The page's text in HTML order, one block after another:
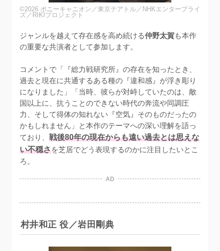
©2026 ポニーキャニオン／東京テアトル／NHKエンタープライ
ズ／RIKIプロジェクト
ジャンルを越えて存在感を高め続ける仲野太賀も本作
の重要な共演者として参加します。
コメントで「『総力戦研究所』の存在を知ったとき、
過去と現在に共通するある種の『違和感』が浮き彫り
になりました」「当時、彼らが対峙していたのは、敵
国以上に、抗うことのできない時代の奔流や同調圧
力、そして得体の知れない『空気』そのものだったの
かもしれません」と本作のテーマへの深い理解を語っ
ており、 戦後80年の現在からも遠い過去とは思えな
い不穏さを芝居でどう表現するのかに注目したいとこ
ろ。
AD
村井和正 役／岩田剛典